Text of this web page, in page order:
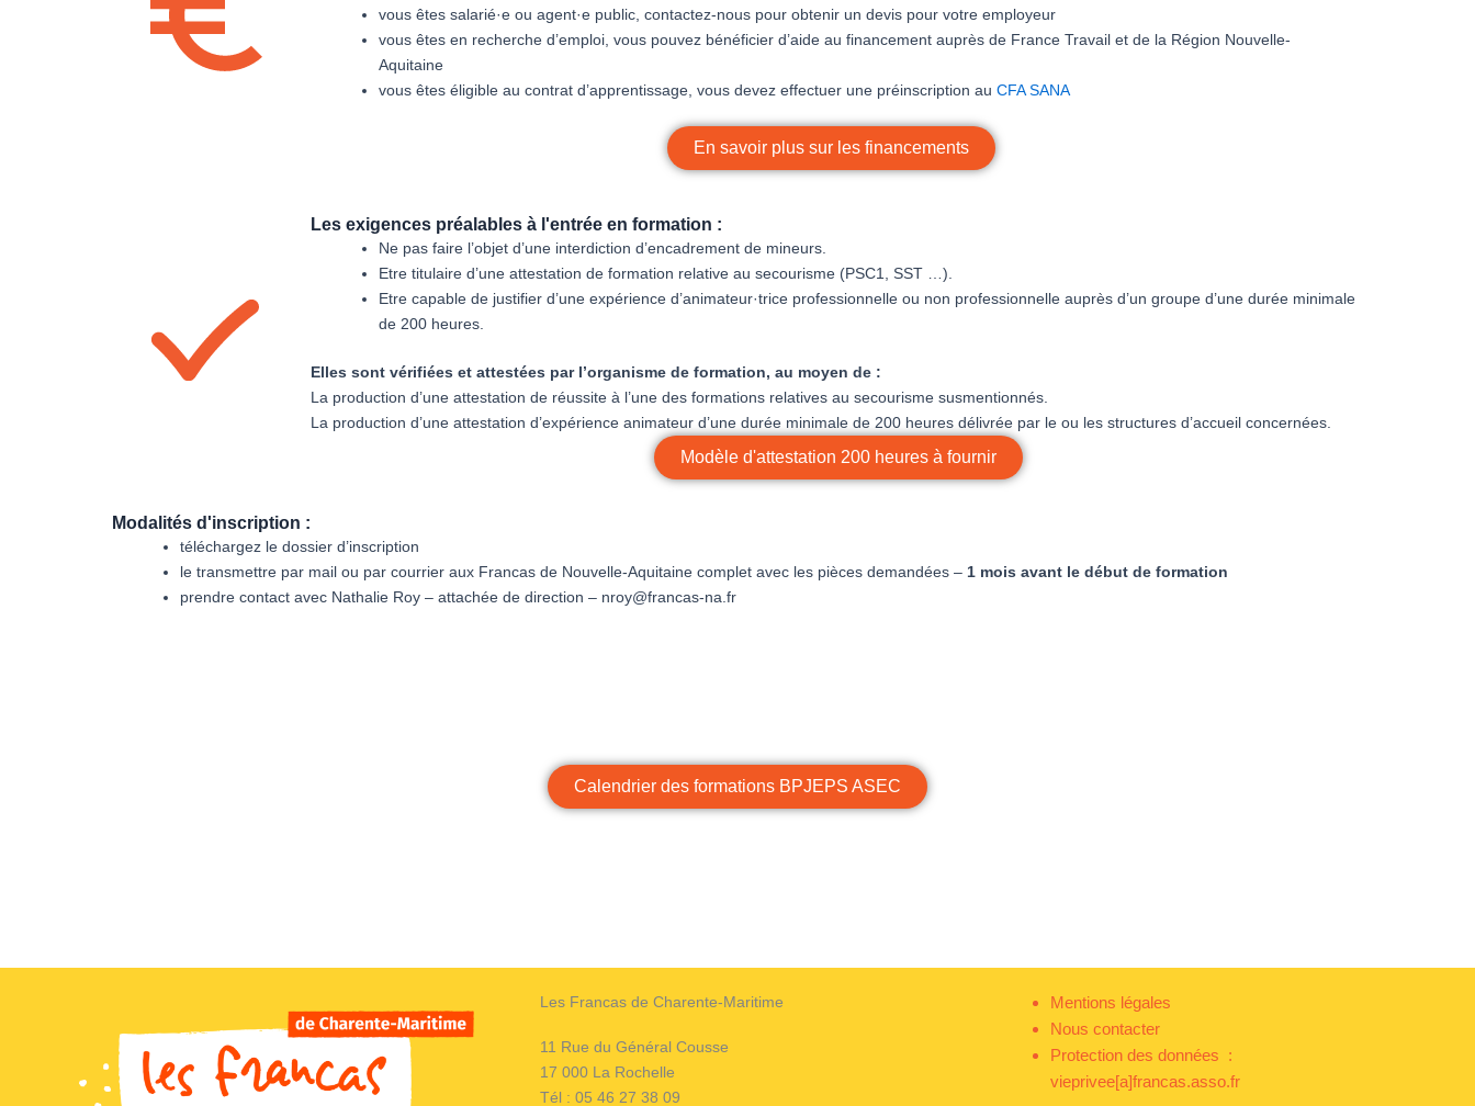
vous êtes salarié·e ou agent·e public, contactez-nous pour obtenir un devis pour votre employeur
vous êtes en recherche d’emploi, vous pouvez bénéficier d’aide au financement auprès de France Travail et de la Région Nouvelle-
Aquitaine
vous êtes éligible au contrat d’apprentissage, vous devez effectuer une préinscription au CFA SANA
En savoir plus sur les financements
Les exigences préalables à l'entrée en formation :
Ne pas faire l’objet d’une interdiction d’encadrement de mineurs.
Etre titulaire d’une attestation de formation relative au secourisme (PSC1, SST …).
Etre capable de justifier d’une expérience d’animateur·trice professionnelle ou non professionnelle auprès d’un groupe d’une durée minimale
de 200 heures.
Elles sont vérifiées et attestées par l’organisme de formation, au moyen de :
La production d’une attestation de réussite à l’une des formations relatives au secourisme susmentionnés.
La production d’une attestation d’expérience animateur d’une durée minimale de 200 heures délivrée par le ou les structures d’accueil concernées.
Modèle d'attestation 200 heures à fournir
Modalités d'inscription :
téléchargez le dossier d’inscription
le transmettre par mail ou par courrier aux Francas de Nouvelle-Aquitaine complet avec les pièces demandées – 1 mois avant le début de formation
prendre contact avec Nathalie Roy – attachée de direction – nroy@francas-na.fr
Calendrier des formations BPJEPS ASEC
Les Francas de Charente-Maritime
11 Rue du Général Cousse
17 000 La Rochelle
Tél : 05 46 27 38 09
Mentions légales
Nous contacter
Protection des données :
vieprivee[a]francas.asso.fr